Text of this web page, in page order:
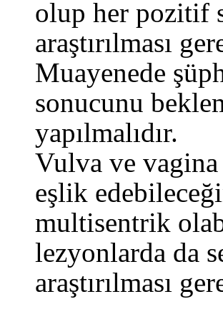
olup her pozitif
araştırılması
Muayenede
sonucunu
yapılmalıdır.
Vulva ve
eşlik
multisentrik
lezyonlarda da
araştırılması